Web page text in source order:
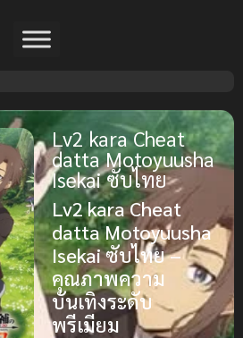
Lv2 kara Cheat
datta Motoyuusha
Isekai ซับไทย
Lv2 kara Cheat
datta Motoyuusha
Isekai ซับไทย –
คุณภาพความ
บันเทิงระดับ
พรีเมียม